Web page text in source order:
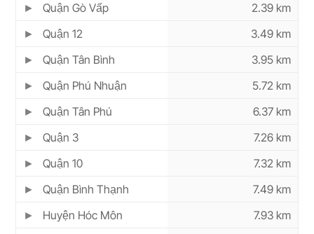
Quận Gò Vấp
2.39 km
Quận 12
3.49 km
Quận Tân Bình
3.95 km
Quận Phú Nhuận
5.72 km
Quận Tân Phú
6.37 km
Quận 3
7.26 km
Quận 10
7.32 km
Quận Bình Thạnh
7.49 km
Huyện Hóc Môn
7.93 km